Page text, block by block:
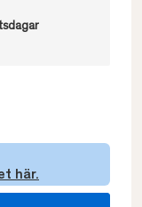
här.